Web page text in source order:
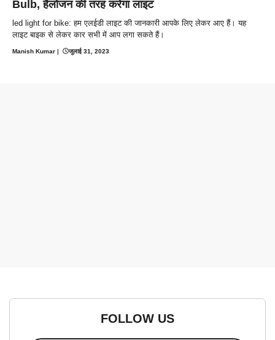
Bulb, हैलोजन की तरह करेगा लाइट
led light for bike: हम एलईडी लाइट की जानकारी आपके लिए लेकर आए हैं। यह
लाइट बाइक से लेकर कार सभी में आप लगा सकते हैं।
Manish Kumar | जुलाई 31, 2023
FOLLOW US